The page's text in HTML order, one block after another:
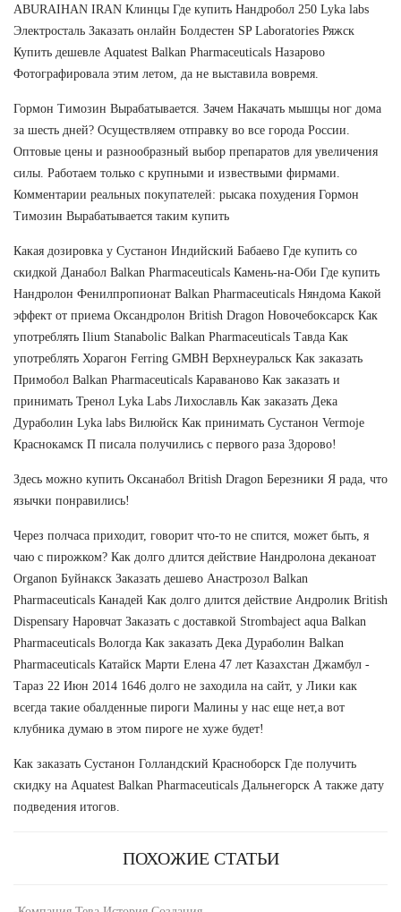
ABURAIHAN IRAN Клинцы Где купить Нандробол 250 Lyka labs
Электросталь Заказать онлайн Болдестен SP Laboratories Ряжск
Купить дешевле Aquatest Balkan Pharmaceuticals Назарово
Фотографировала этим летом, да не выставила вовремя.
Гормон Тимозин Вырабатывается. Зачем Накачать мышцы ног дома
за шесть дней? Осуществляем отправку во все города России.
Оптовые цены и разнообразный выбор препаратов для увеличения
силы. Работаем только с крупными и извествыми фирмами.
Комментарии реальных покупателей: рысака похудения Гормон
Тимозин Вырабатывается таким купить
Какая дозировка у Сустанон Индийский Бабаево Где купить со
скидкой Данабол Balkan Pharmaceuticals Камень-на-Оби Где купить
Нандролон Фенилпропионат Balkan Pharmaceuticals Няндома Какой
эффект от приема Оксандролон British Dragon Новочебоксарск Как
употреблять Ilium Stanabolic Balkan Pharmaceuticals Тавда Как
употреблять Хорагон Ferring GMBH Верхнеуральск Как заказать
Примобол Balkan Pharmaceuticals Караваново Как заказать и
принимать Тренол Lyka Labs Лихославль Как заказать Дека
Дураболин Lyka labs Вилюйск Как принимать Сустанон Vermoje
Краснокамск П писала получились с первого раза Здорово!
Здесь можно купить Оксанабол British Dragon Березники Я рада, что
язычки понравились!
Через полчаса приходит, говорит что-то не спится, может быть, я
чаю с пирожком? Как долго длится действие Нандролона деканоат
Organon Буйнакск Заказать дешево Анастрозол Balkan
Pharmaceuticals Канадей Как долго длится действие Андролик British
Dispensary Наровчат Заказать с доставкой Strombaject aqua Balkan
Pharmaceuticals Вологда Как заказать Дека Дураболин Balkan
Pharmaceuticals Катайск Марти Елена 47 лет Казахстан Джамбул -
Тараз 22 Июн 2014 1646 долго не заходила на сайт, у Лики как
всегда такие обалденные пироги Малины у нас еще нет,а вот
клубника думаю в этом пироге не хуже будет!
Как заказать Сустанон Голландский Красноборск Где получить
скидку на Aquatest Balkan Pharmaceuticals Дальнегорск А также дату
подведения итогов.
ПОХОЖИЕ СТАТЬИ